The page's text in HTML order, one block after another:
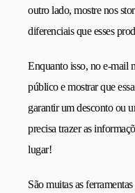
outro lado, mostre nos
diferenciais que esses
Enquanto isso, no e-mail
público e mostrar que
garantir um desconto ou
precisa trazer as
lugar!
São muitas as